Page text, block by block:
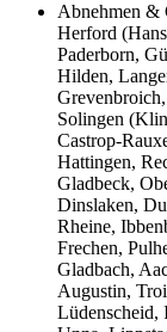
Abnehmen &
Herford
Paderborn,
Hilden,
Solingen
Castrop-
Hattingen,
Gladbeck,
Dinslaken,
Rheine,
Frechen,
Gladbach,
Augustin,
Lüdenscheid,